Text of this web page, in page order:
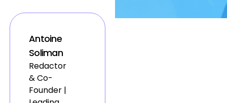
Antoine
Soliman
Redactor
& Co-
Founder |